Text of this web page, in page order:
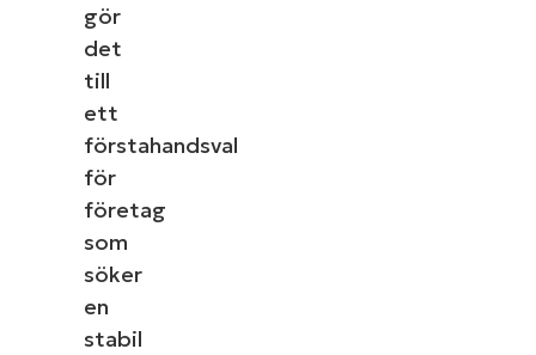
gör
det
till
ett
förstahandsval
för
företag
som
söker
en
stabil